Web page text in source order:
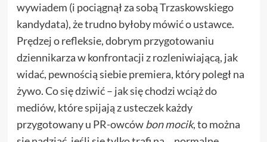
wywiadem (i pociągnął za sobą Trzaskowskiego
kandydata), że trudno byłoby mówić o ustawce.
Prędzej o refleksie, dobrym przygotowaniu
dziennikarza w konfrontacji z rozleniwiającą, jak
widać, pewnością siebie premiera, który poległ na
żywo. Co się dziwić – jak się chodzi wciąż do
mediów, które spijają z usteczek każdy
przygotowany u PR-owcówbon mocik, to można